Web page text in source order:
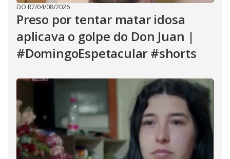
DO R7/04/08/2026
Preso por tentar matar idosa
aplicava o golpe do Don Juan |
#DomingoEspetacular #shorts